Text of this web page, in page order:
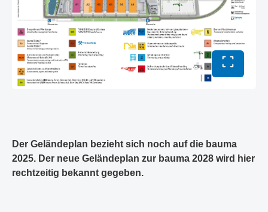
Vollbild
Der Geländeplan bezieht sich noch auf die bauma
2025. Der neue Geländeplan zur bauma 2028 wird hier
rechtzeitig bekannt gegeben.